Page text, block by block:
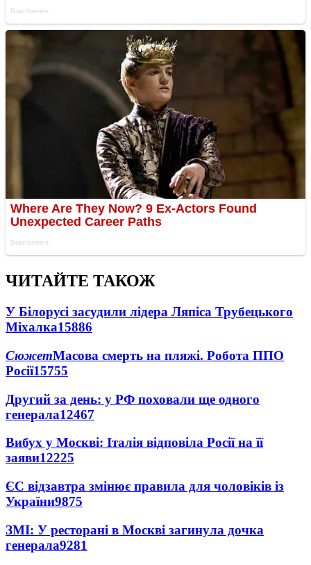
ЧИТАЙТЕ ТАКОЖ
У Білорусі засудили лідера Ляпіса Трубецького
Міхалка15886
СюжетМасова смерть на пляжі. Робота ППО
Росії15755
Другий за день: у РФ поховали ще одного
генерала12467
Вибух у Москві: Італія відповіла Росії на її
заяви12225
ЄС відзавтра змінює правила для чоловіків із
України9875
ЗМІ: У ресторані в Москві загинула дочка
генерала9281